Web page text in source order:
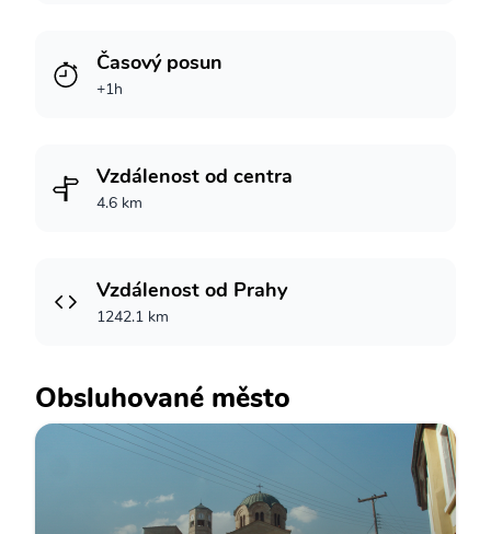
Časový posun
+1h
Vzdálenost od centra
4.6 km
Vzdálenost od Prahy
1242.1 km
Obsluhované město